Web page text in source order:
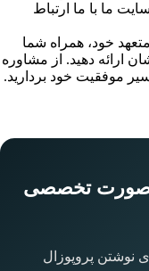
ما با ما ارتباط
خود، همراه شما
ارائه دهید. از مشاوره
موفقیت خود بردارید.
به‌صورت تخصصی
نوشتن پروپوزال